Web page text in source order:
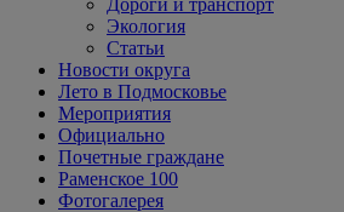
Дороги и транспорт
Экология
Статьи
Новости округа
Лето в Подмосковье
Мероприятия
Официально
Почетные граждане
Раменское 100
Фотогалерея